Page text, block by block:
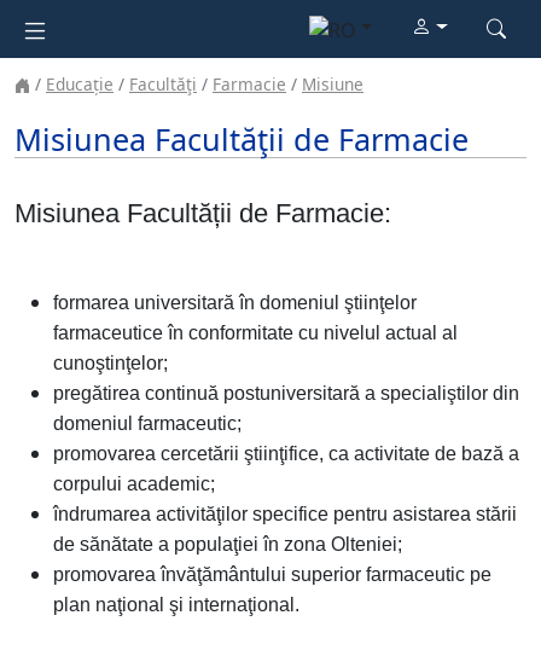
Educație Facultăţi Farmacie Misiune
Misiunea Facultăţii de Farmacie
Misiunea Facultății de Farmacie:
formarea universitară în domeniul ştiinţelor
farmaceutice în conformitate cu nivelul actual al
cunoştinţelor;
pregătirea continuă postuniversitară a specialiştilor din
domeniul farmaceutic;
promovarea cercetării ştiinţifice, ca activitate de bază a
corpului academic;
îndrumarea activităţilor specifice pentru asistarea stării
de sănătate a populaţiei în zona Olteniei;
promovarea învăţământului superior farmaceutic pe
plan naţional şi internaţional.